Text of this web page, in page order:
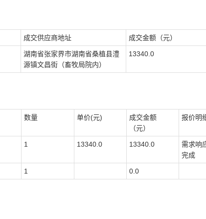
成交供应商地址 成交金额（元）
湖南省张家界市湖南省桑植县澧
源镇文昌街（畜牧局院内）
13340.0
数量 单价(元)
成交金额
（元）
报价明
1 13340.0 13340.0
需求响
完成
1 0.0